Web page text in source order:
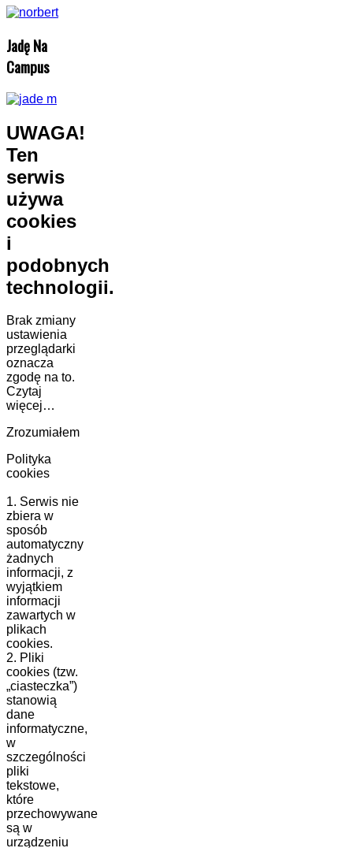
Jadę Na
Campus
UWAGA!
Ten
serwis
używa
cookies
i
podobnych
technologii.
Brak zmiany
ustawienia
przeglądarki
oznacza
zgodę na to.
Czytaj
więcej…
Zrozumiałem
Polityka
cookies
1. Serwis nie
zbiera w
sposób
automatyczny
żadnych
informacji, z
wyjątkiem
informacji
zawartych w
plikach
cookies.
2. Pliki
cookies (tzw.
„ciasteczka”)
stanowią
dane
informatyczne,
w
szczególności
pliki
tekstowe,
które
przechowywane
są w
urządzeniu